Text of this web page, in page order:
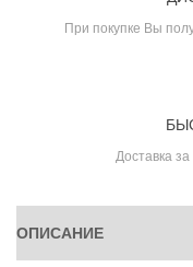
При покупке Вы
Доставка
ОПИСАНИЕ